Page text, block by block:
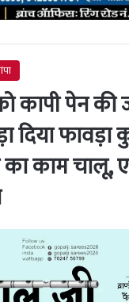
कापी पेन की
दिया फावड़ा
काम चालू,